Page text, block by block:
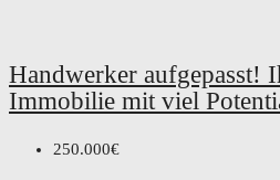
Handwerker aufgepasst!
Immobilie mit viel
250.000€